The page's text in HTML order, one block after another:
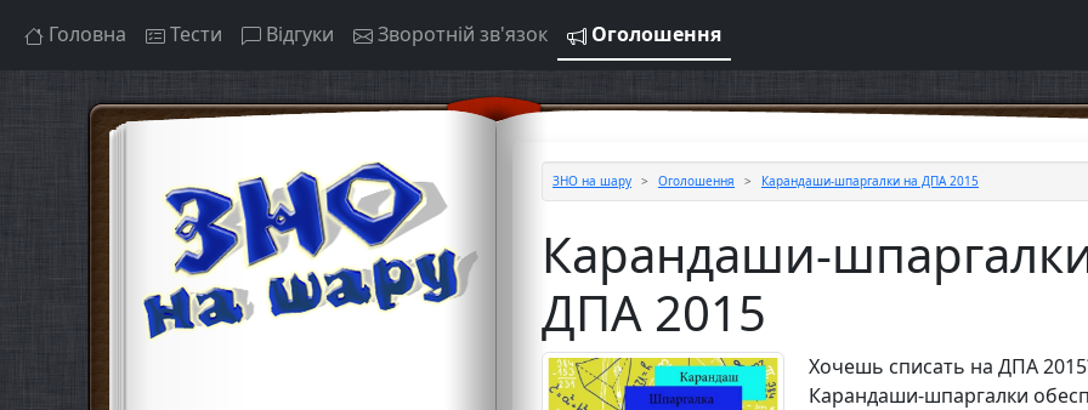
Головна Тести Відгуки Зворотній зв'язок Оголошення
ЗНО на шару Оголошення Карандаши-шпаргалки на ДПА 2015
Карандаши-
ДПА 2015
Хочешь списать на ДПА
Карандаши-шпаргалки